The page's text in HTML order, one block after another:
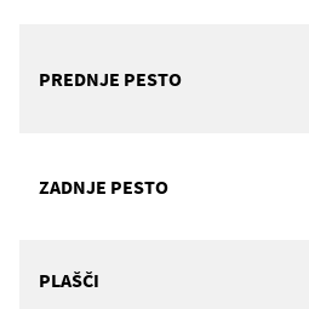
PREDNJE PESTO
ZADNJE PESTO
PLAŠČI